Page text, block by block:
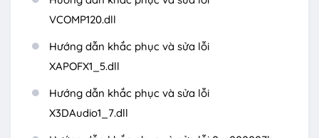
VCOMP120.dll
Hướng dẫn khắc phục và sửa lỗi
XAPOFX1_5.dll
Hướng dẫn khắc phục và sửa lỗi
X3DAudio1_7.dll